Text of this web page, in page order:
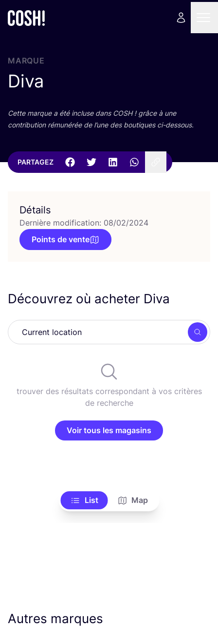
MARQUE
Diva
Cette marque a été incluse dans COSH! grâce à une
contri­bu­tion rému­né­rée de l’une des bou­tiques ci-dessous.
PARTAGEZ
Détails
Dernière modification: 08/02/2024
Points de vente
Découvrez où acheter Diva
trouver des résultats correspondant à vos critères
de recherche
Voir tous les magasins
List Map
Autres marques